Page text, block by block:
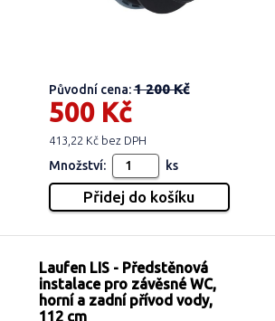
Původní cena:1 200 Kč
500 Kč
413,22 Kč bez DPH
Množství: ks
Laufen LIS - Předstěnová
instalace pro závěsné WC,
horní a zadní přívod vody,
112 cm